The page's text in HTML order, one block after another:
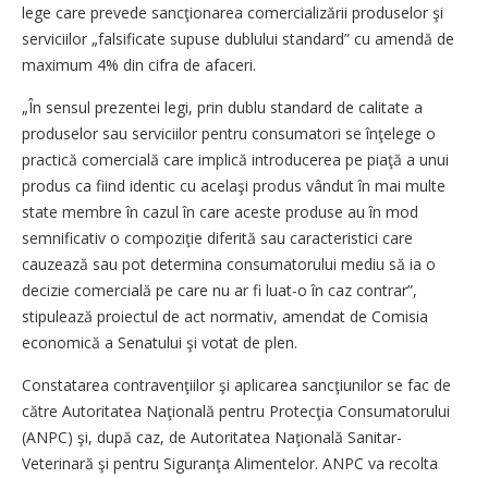
lege care prevede sancţionarea comercializării produselor şi
serviciilor „falsificate supuse dublului standard” cu amendă de
maximum 4% din cifra de afaceri.
„În sensul prezentei legi, prin dublu standard de calitate a
produselor sau serviciilor pentru consumatori se înţelege o
practică comercială care implică introducerea pe piaţă a unui
produs ca fiind identic cu acelaşi produs vândut în mai multe
state membre în cazul în care aceste produse au în mod
semnificativ o compoziţie diferită sau caracteristici care
cauzează sau pot determina consumatorului mediu să ia o
decizie comercială pe care nu ar fi luat-o în caz contrar”,
stipulează proiectul de act normativ, amendat de Comisia
economică a Senatului şi votat de plen.
Constatarea contravenţiilor şi aplicarea sancţiunilor se fac de
către Autoritatea Naţională pentru Protecţia Consumatorului
(ANPC) şi, după caz, de Autoritatea Naţională Sanitar-
Veterinară şi pentru Siguranţa Alimentelor. ANPC va recolta